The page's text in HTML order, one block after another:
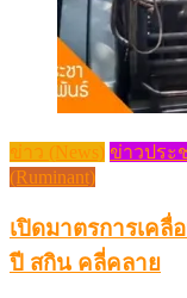
ข่าว (News) ข่าวประ
(Ruminant)
เปิดมาตรการเค
ปี สกิน คลี่คลาย